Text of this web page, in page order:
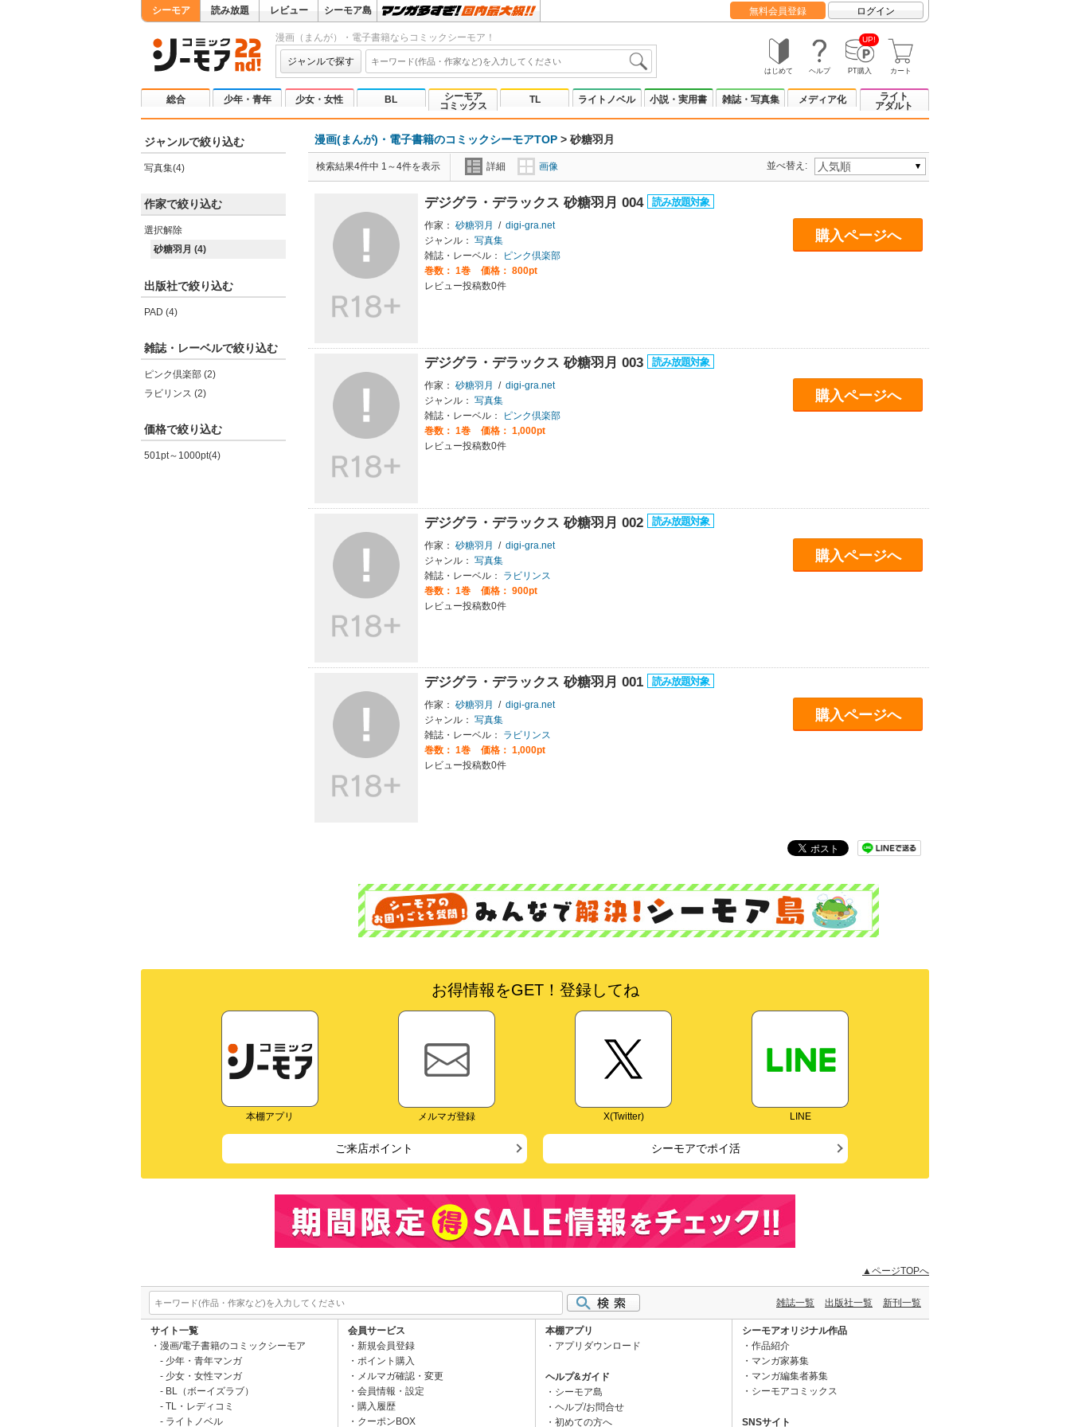
シーモア 読み放題 レビュー シーモア島 無料会員登録 ログイン
漫画（まんが）・電子書籍ならコミックシーモア！
ジャンルで探す
はじめて ヘルプ
UP!
PT購入 カート
総合 少年・青年 少女・女性 BL
シーモア
コミックス
TL ライトノベル 小説・実用書 雑誌・写真集 メディア化
ライト
アダルト
ジャンルで絞り込む
写真集(4)
作家で絞り込む
選択解除
砂糖羽月 (4)
出版社で絞り込む
PAD (4)
雑誌・レーベルで絞り込む
ピンク倶楽部 (2)
ラビリンス (2)
価格で絞り込む
501pt～1000pt(4)
漫画(まんが)・電子書籍のコミックシーモアTOP > 砂糖羽月
検索結果4件中 1～4件を表示 詳細 画像 並べ替え:
デジグラ・デラックス 砂糖羽月 004
作家： 砂糖羽月 / digi-gra.net
ジャンル： 写真集
雑誌・レーベル：
ピンク倶楽部
巻数： 1巻
価格： 800pt
レビュー投稿数0件
購入ページへ
デジグラ・デラックス 砂糖羽月 003
作家： 砂糖羽月 / digi-gra.net
ジャンル： 写真集
雑誌・レーベル：
ピンク倶楽部
巻数： 1巻
価格： 1,000pt
レビュー投稿数0件
購入ページへ
デジグラ・デラックス 砂糖羽月 002
作家： 砂糖羽月 / digi-gra.net
ジャンル： 写真集
雑誌・レーベル：
ラビリンス
巻数： 1巻
価格： 900pt
レビュー投稿数0件
購入ページへ
デジグラ・デラックス 砂糖羽月 001
作家： 砂糖羽月 / digi-gra.net
ジャンル： 写真集
雑誌・レーベル：
ラビリンス
巻数： 1巻
価格： 1,000pt
レビュー投稿数0件
購入ページへ
お得情報をGET！登録してね
本棚アプリ メルマガ登録 X(Twitter) LINE
ご来店ポイント シーモアでポイ活
▲ページTOPへ
雑誌一覧 出版社一覧 新刊一覧
サイト一覧
漫画/電子書籍のコミックシーモア
少年・青年マンガ
少女・女性マンガ
BL（ボーイズラブ）
TL・レディコミ
ライトノベル
会員サービス
新規会員登録
ポイント購入
メルマガ確認・変更
会員情報・設定
購入履歴
クーポンBOX
本棚アプリ
アプリダウンロード
ヘルプ&ガイド
シーモア島
ヘルプ/お問合せ
初めての方へ
シーモアオリジナル作品
作品紹介
マンガ家募集
マンガ編集者募集
シーモアコミックス
SNSサイト